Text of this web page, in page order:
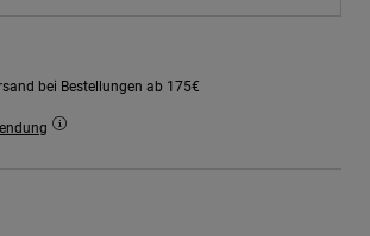
bei Bestellungen ab 175€